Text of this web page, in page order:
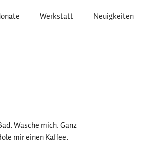
Werkstatt Neuigkeiten
Wasche mich. Ganz
mir einen Kaffee.